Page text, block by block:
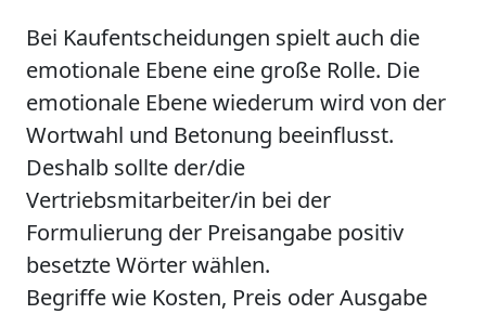
Bei Kaufentscheidungen spielt auch die
emotionale Ebene eine große Rolle. Die
emotionale Ebene wiederum wird von der
Wortwahl und Betonung beeinflusst.
Deshalb sollte der/die
Vertriebsmitarbeiter/in bei der
Formulierung der Preisangabe positiv
besetzte Wörter wählen.
Begriffe wie Kosten, Preis oder Ausgabe